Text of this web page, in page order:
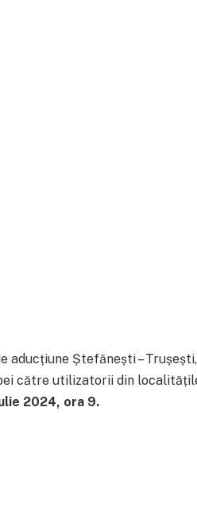
aducțiune Ștefănești – Trușești,
către utilizatorii din
2024, ora 9.